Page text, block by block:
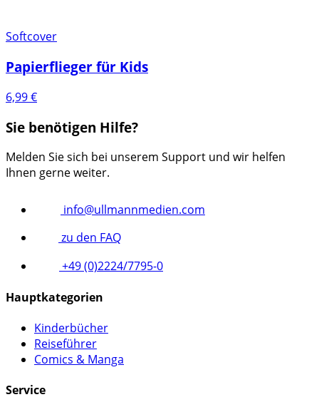
Softcover
Papierflieger für Kids
6,99€
Sie benötigen Hilfe?
Melden Sie sich bei unserem Support und wir helfen
Ihnen gerne weiter.
info@ullmannmedien.com
zu den FAQ
+49 (0)2224/7795-0
Hauptkategorien
Kinderbücher
Reiseführer
Comics & Manga
Service